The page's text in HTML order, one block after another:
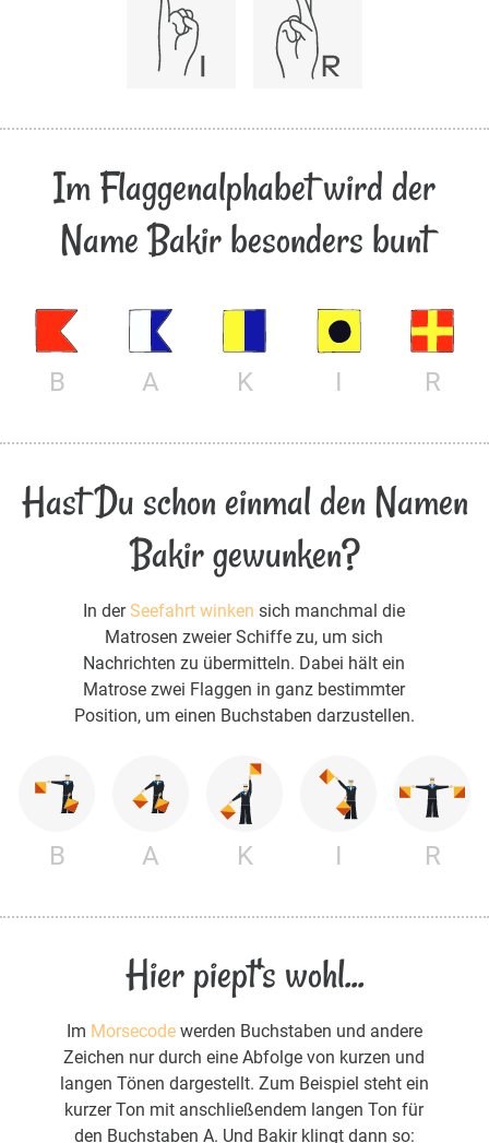
Im Flaggenalphabet wird der
Name Bakir besonders bunt
B A K I R
Hast Du schon einmal den Namen
Bakir gewunken?
In derSeefahrt winken sich manchmal die
Matrosen zweier Schiffe zu, um sich
Nachrichten zu übermitteln. Dabei hält ein
Matrose zwei Flaggen in ganz bestimmter
Position, um einen Buchstaben darzustellen.
B A K I R
Hier piept's wohl...
Im Morsecodewerden Buchstaben und andere
Zeichen nur durch eine Abfolge von kurzen und
langen Tönen dargestellt. Zum Beispiel steht ein
kurzer Ton mit anschließendem langen Ton für
den Buchstaben A. Und Bakir klingt dann so: